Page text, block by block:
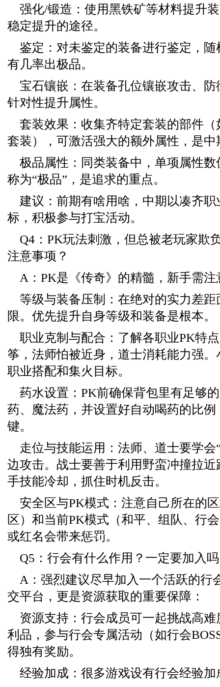
强化/锻造：使用黑铁矿等材料提升
稳定提升的途径。
鉴定：对未鉴定的装备进行鉴定，
有几率出极品。
宝石镶嵌：在装备孔位镶嵌攻击、
针对性提升属性。
套装效果：收集齐特定套装的部件
套装），可激活强大的额外属性，是
极品属性：同类装备中，单项属性
称为“极品”，是追求的重点。
建议：前期有啥用啥，中期以凑齐
标，积极参与打宝活动。
Q4：PK玩法刺激，但总被老玩家欺
注意事项？
A：PK是《传奇》的精髓，新手需注
等级与装备压制：在绝对的实力差
限。优先提升自身等级和装备是根本。
职业克制与配合：了解各职业PK特
筝，法师怕被近身，道士消耗能力强
职业搭配和集火目标。
药水设置：PK前确保背包里有足够
药、魔法药，并设置好自动喝药的比
键。
走位与技能运用：法师、道士要学会
边攻击。战士要善于利用野蛮冲撞拉
手技能冷却，抓住时机反击。
安全区与PK模式：注意自己所在的
区）和当前PK模式（和平、组队、行
或红名会带来惩罚。
Q5：行会有什么作用？一定要加入
A：强烈建议尽早加入一个活跃的行
交平台，更是资源获取的重要保障：
资源支持：行会成员可一起挑战高难
利品，参与行会专属活动（如行会
得独有奖励。
经验加成：很多游戏设有行会经验